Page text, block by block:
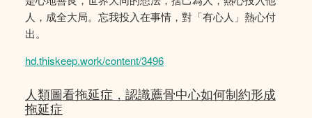
人，成全大局。忘我投入在事情，對「有心人」熱心付
出。
hd.thiskeep.work/content/3496
人類圖看拖延症，認識薦骨中心如何制約形成
拖延症